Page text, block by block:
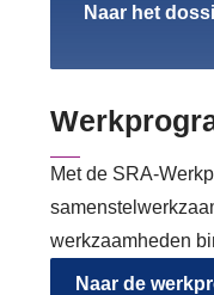
Naar het
Met de SRA-
werkzaamheden
Naar de